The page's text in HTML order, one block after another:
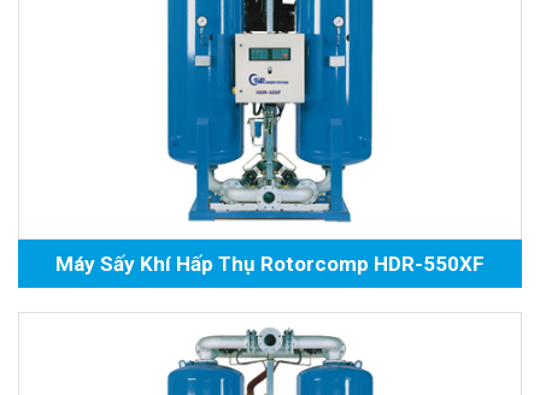
Máy Sấy Khí Hấp Thụ Rotorcomp HDR-550XF